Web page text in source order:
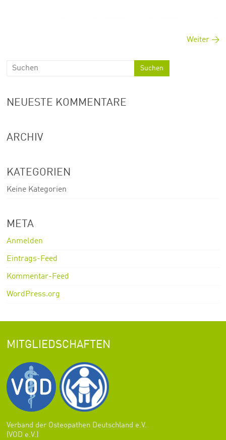
Weiter →
NEUESTE KOMMENTARE
ARCHIV
KATEGORIEN
Keine Kategorien
META
Anmelden
Eintrags-Feed
Kommentar-Feed
WordPress.org
MITGLIEDSCHAFTEN
Verband der Osteopathen Deutschland e.V.
(VOD e.V.)